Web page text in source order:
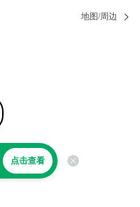
地图/周边
点击查看